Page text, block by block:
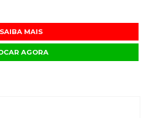
SAIBA MAIS
AGORA